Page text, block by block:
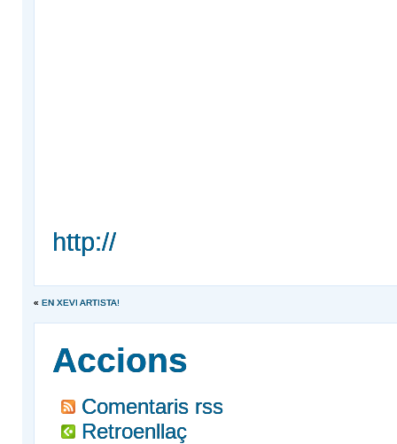
http://
« EN XEVI ARTISTA!
Accions
Comentaris rss
Retroenllaç